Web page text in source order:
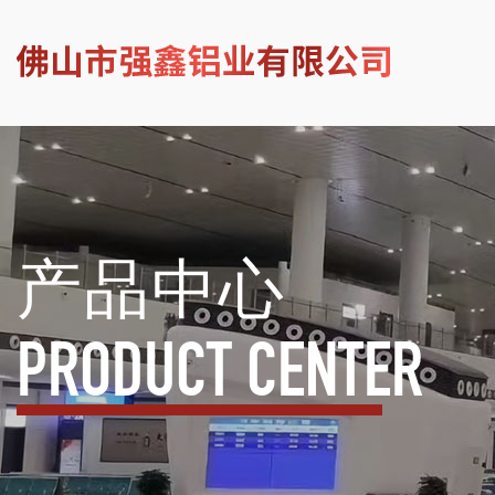
产品中心
PRODUCT CENTER